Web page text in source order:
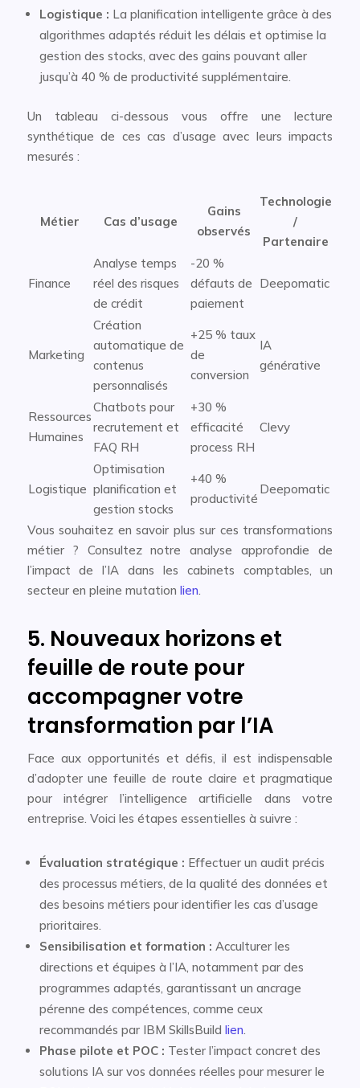
Logistique : La planification intelligente grâce à des
algorithmes adaptés réduit les délais et optimise la
gestion des stocks, avec des gains pouvant aller
jusqu’à 40 % de productivité supplémentaire.
Un tableau ci-dessous vous offre une lecture
synthétique de ces cas d’usage avec leurs impacts
mesurés :
Métier Cas d’usage
Gains
observés
Technologie
/
Partenaire
Finance
Analyse temps
réel des risques
de crédit
-20 %
défauts de
paiement
Deepomatic
Marketing
Création
automatique de
contenus
personnalisés
+25 % taux
de
conversion
IA
générative
Ressources
Humaines
Chatbots pour
recrutement et
FAQ RH
+30 %
efficacité
process RH
Clevy
Logistique
Optimisation
planification et
gestion stocks
+40 %
productivité
Deepomatic
Vous souhaitez en savoir plus sur ces transformations
métier ? Consultez notre analyse approfondie de
l’impact de l’IA dans les cabinets comptables, un
secteur en pleine mutation lien.
5. Nouveaux horizons et
feuille de route pour
accompagner votre
transformation par l’IA
Face aux opportunités et défis, il est indispensable
d’adopter une feuille de route claire et pragmatique
pour intégrer l’intelligence artificielle dans votre
entreprise. Voici les étapes essentielles à suivre :
Évaluation stratégique : Effectuer un audit précis
des processus métiers, de la qualité des données et
des besoins métiers pour identifier les cas d’usage
prioritaires.
Sensibilisation et formation : Acculturer les
directions et équipes à l’IA, notamment par des
programmes adaptés, garantissant un ancrage
pérenne des compétences, comme ceux
recommandés par IBM SkillsBuild lien.
Phase pilote et POC : Tester l’impact concret des
solutions IA sur vos données réelles pour mesurer le